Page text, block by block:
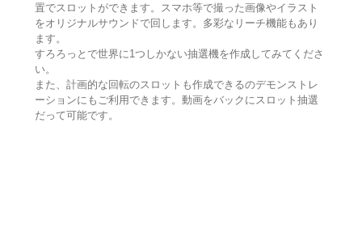
置でスロットができます。スマホ等で撮った画像やイラスト
をオリジナルサウンドで回します。多彩なリーチ機能もあり
ます。
すろろっとで世界に1つしかない抽選機を作成してみてくださ
い。
また、計画的な回転のスロットも作成できるのデモンストレ
ーションにもご利用できます。動画をバックにスロット抽選
だって可能です。